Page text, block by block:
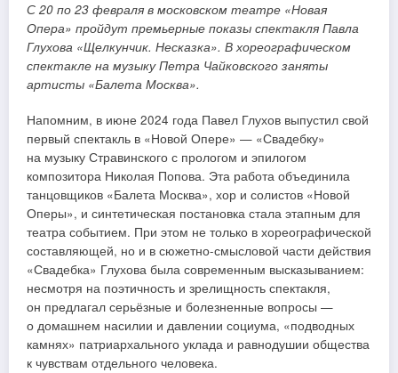
С 20 по 23 февраля в московском театре «Новая
Опера» пройдут премьерные показы спектакля Павла
Глухова «Щелкунчик. Несказка». В хореографическом
спектакле на музыку Петра Чайковского заняты
артисты «Балета Москва».
Напомним, в июне 2024 года Павел Глухов выпустил свой
первый спектакль в «Новой Опере» — «Свадебку»
на музыку Стравинского с прологом и эпилогом
композитора Николая Попова. Эта работа объединила
танцовщиков «Балета Москва», хор и солистов «Новой
Оперы», и синтетическая постановка стала этапным для
театра событием. При этом не только в хореографической
составляющей, но и в сюжетно-смысловой части действия
«Свадебка» Глухова была современным высказыванием:
несмотря на поэтичность и зрелищность спектакля,
он предлагал серьёзные и болезненные вопросы —
о домашнем насилии и давлении социума, «подводных
камнях» патриархального уклада и равнодушии общества
к чувствам отдельного человека.